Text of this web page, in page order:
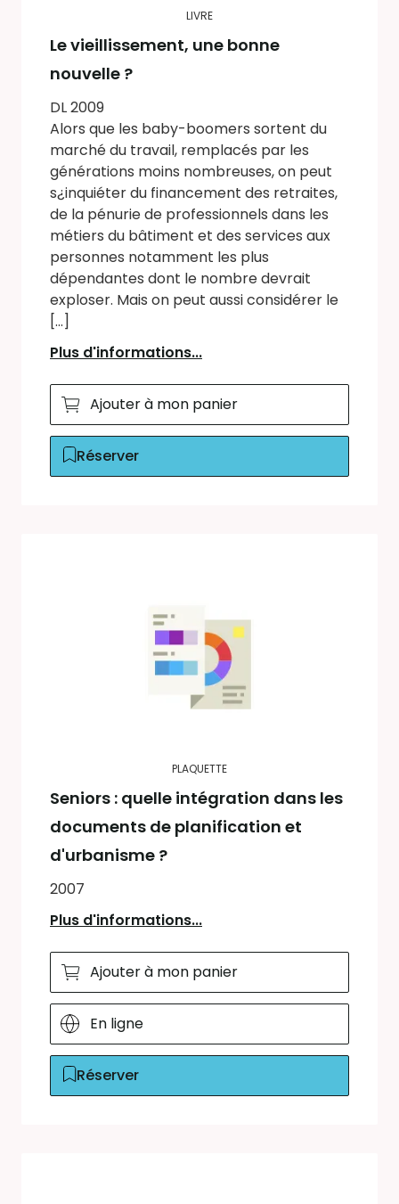
LIVRE
Le vieillissement, une bonne
nouvelle ?
DL 2009
Alors que les baby-boomers sortent du
marché du travail, remplacés par les
générations moins nombreuses, on peut
s¿inquiéter du financement des retraites,
de la pénurie de professionnels dans les
métiers du bâtiment et des services aux
personnes notamment les plus
dépendantes dont le nombre devrait
exploser. Mais on peut aussi considérer le
[...]
Plus d'informations...
Ajouter à mon panier
Réserver
PLAQUETTE
Seniors : quelle intégration dans les
documents de planification et
d'urbanisme ?
2007
Plus d'informations...
Ajouter à mon panier
En ligne
Réserver